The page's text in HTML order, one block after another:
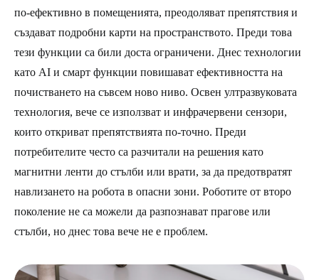
по-ефективно в помещенията, преодоляват препятствия и
създават подробни карти на пространството. Преди това
тези функции са били доста ограничени. Днес технологии
като AI и смарт функции повишават ефективността на
почистването на съвсем ново ниво. Освен ултразвуковата
технология, вече се използват и инфрачервени сензори,
които откриват препятствията по-точно. Преди
потребителите често са разчитали на решения като
магнитни ленти до стълби или врати, за да предотвратят
навлизането на робота в опасни зони. Роботите от второ
поколение не са можели да разпознават прагове или
стълби, но днес това вече не е проблем.